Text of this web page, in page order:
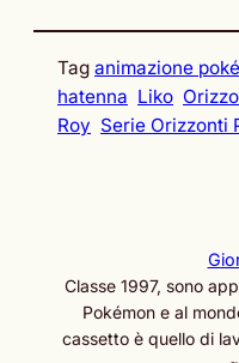
Tag animazione
hatenna Liko
Roy Serie Orizzonti
Classe 1997, sono
Pokémon e al
cassetto è quello di